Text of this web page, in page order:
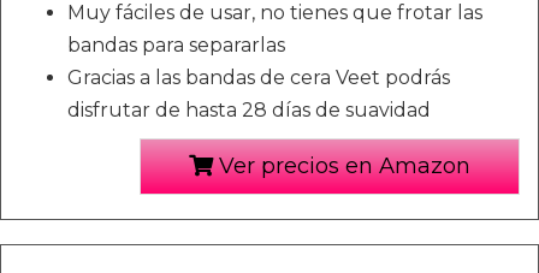
Muy fáciles de usar, no tienes que frotar las
bandas para separarlas
Gracias a las bandas de cera Veet podrás
disfrutar de hasta 28 días de suavidad
Ver precios en Amazon